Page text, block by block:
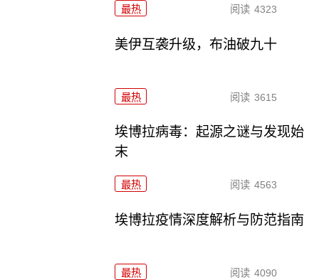
最热 阅读 4323
美伊互袭升级，布油破九十
最热 阅读 3615
埃博拉病毒：起源之谜与发现始
末
最热 阅读 4563
埃博拉疫情深度解析与防范指南
最热 阅读 4090